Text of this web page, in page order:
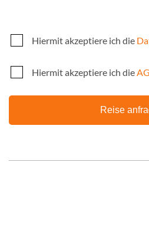
Hiermit akzeptiere ich die
Hiermit akzeptiere ich die
Reise